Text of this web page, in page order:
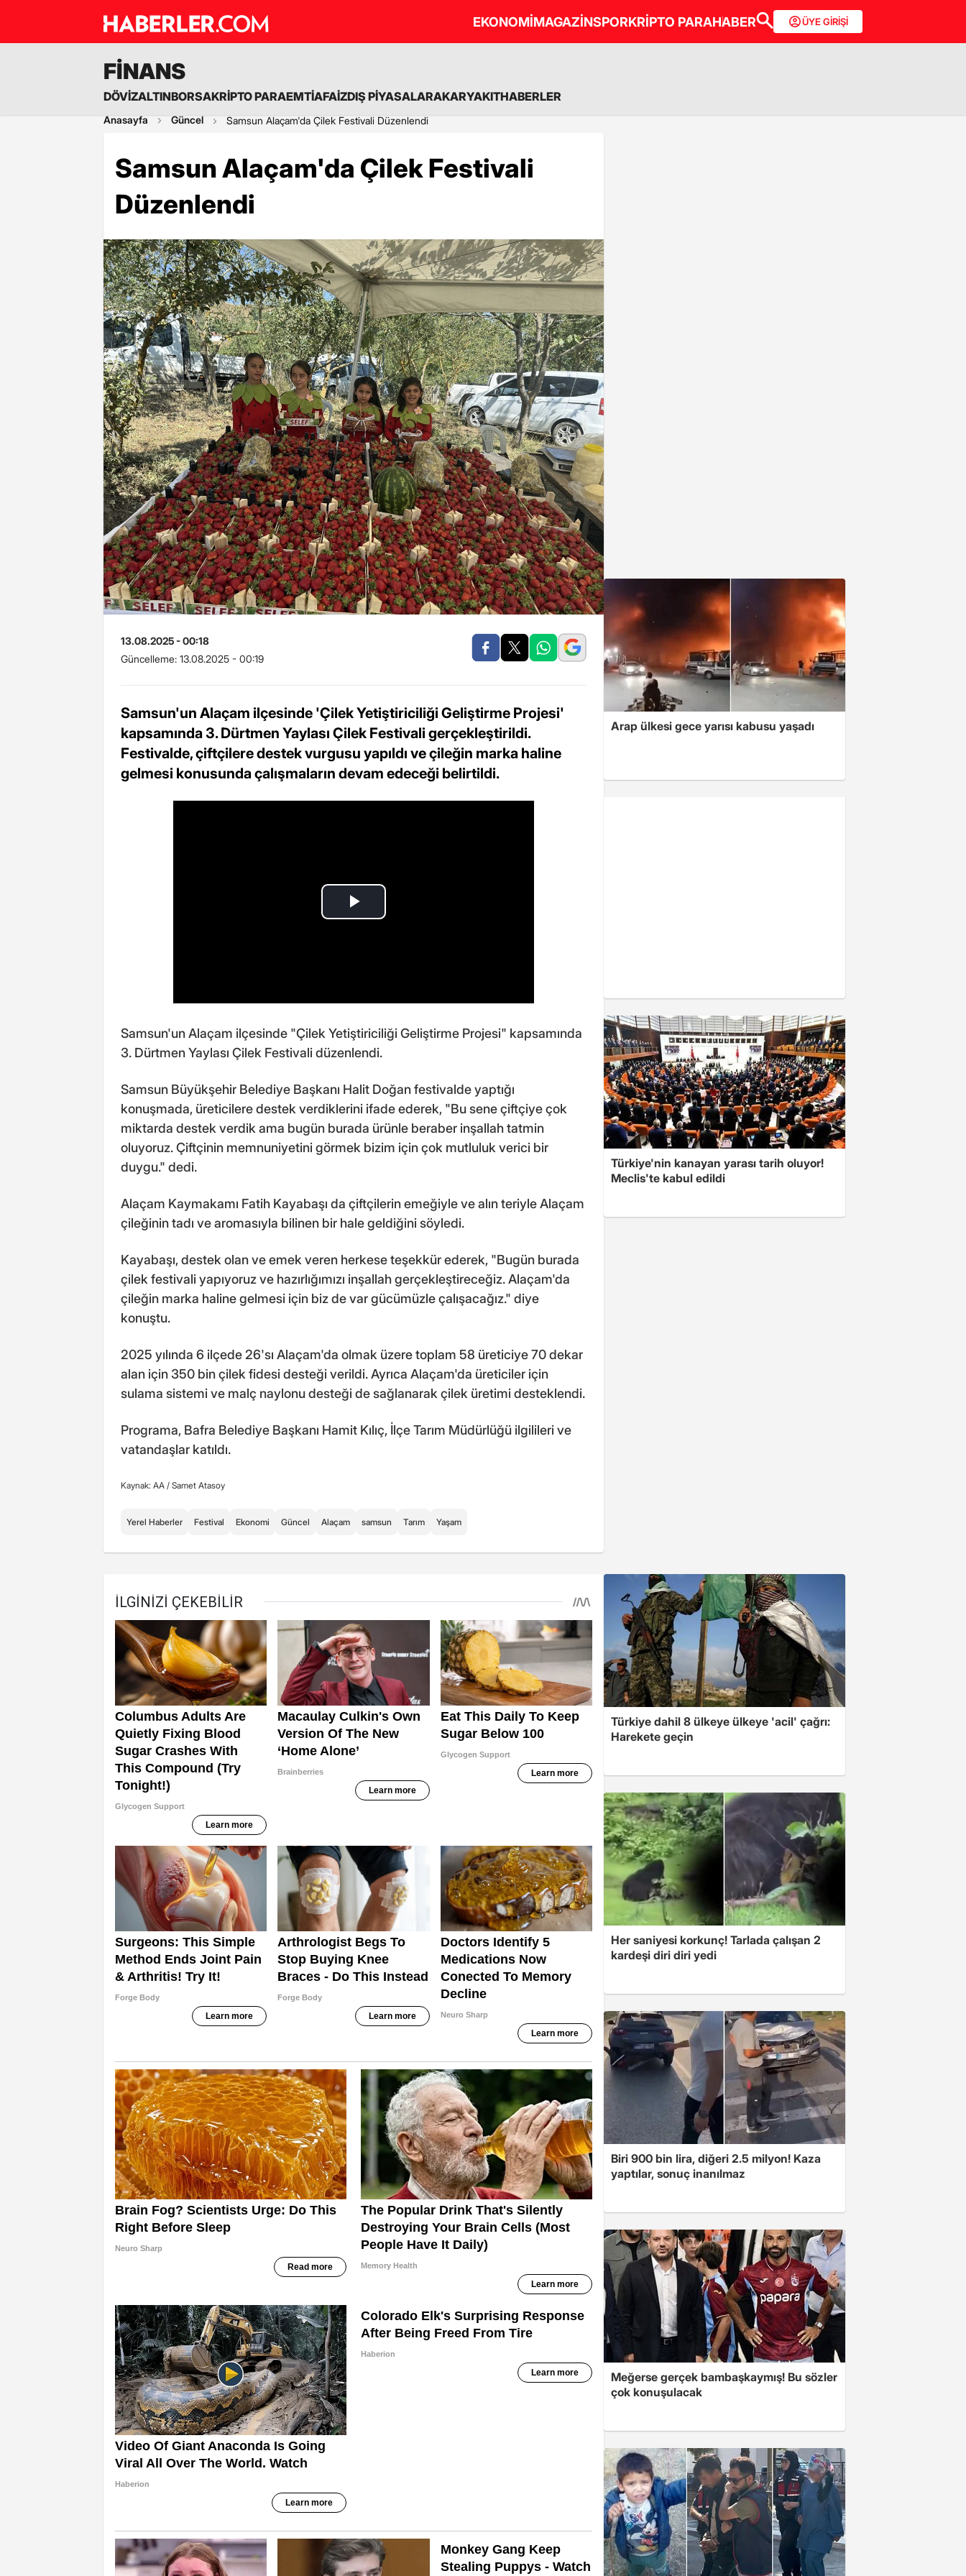
EKONOMİMAGAZİNSPORKRİPTO PARAHABER ÜYE GİRİŞİ
FİNANS
DÖVİZALTINBORSAKRİPTO PARAEMTİAFAİZDIŞ PİYASALARAKARYAKITHABERLER
Anasayfa Güncel Samsun Alaçam'da Çilek Festivali Düzenlendi
Samsun Alaçam'da Çilek Festivali
Düzenlendi
13.08.2025 - 00:18
Güncelleme: 13.08.2025 - 00:19
Samsun'un Alaçam ilçesinde 'Çilek Yetiştiriciliği Geliştirme Projesi'
kapsamında 3. Dürtmen Yaylası Çilek Festivali gerçekleştirildi.
Festivalde, çiftçilere destek vurgusu yapıldı ve çileğin marka haline
gelmesi konusunda çalışmaların devam edeceği belirtildi.
Samsun'un Alaçam ilçesinde "Çilek Yetiştiriciliği Geliştirme Projesi" kapsamında
3. Dürtmen Yaylası Çilek Festivali düzenlendi.
Samsun Büyükşehir Belediye Başkanı Halit Doğan festivalde yaptığı
konuşmada, üreticilere destek verdiklerini ifade ederek, "Bu sene çiftçiye çok
miktarda destek verdik ama bugün burada ürünle beraber inşallah tatmin
oluyoruz. Çiftçinin memnuniyetini görmek bizim için çok mutluluk verici bir
duygu." dedi.
Alaçam Kaymakamı Fatih Kayabaşı da çiftçilerin emeğiyle ve alın teriyle Alaçam
çileğinin tadı ve aromasıyla bilinen bir hale geldiğini söyledi.
Kayabaşı, destek olan ve emek veren herkese teşekkür ederek, "Bugün burada
çilek festivali yapıyoruz ve hazırlığımızı inşallah gerçekleştireceğiz. Alaçam'da
çileğin marka haline gelmesi için biz de var gücümüzle çalışacağız." diye
konuştu.
2025 yılında 6 ilçede 26'sı Alaçam'da olmak üzere toplam 58 üreticiye 70 dekar
alan için 350 bin çilek fidesi desteği verildi. Ayrıca Alaçam'da üreticiler için
sulama sistemi ve malç naylonu desteği de sağlanarak çilek üretimi desteklendi.
Programa, Bafra Belediye Başkanı Hamit Kılıç, İlçe Tarım Müdürlüğü ilgilileri ve
vatandaşlar katıldı.
Kaynak: AA / Samet Atasoy
Yerel Haberler Festival Ekonomi Güncel Alaçam samsun Tarım Yaşam
Arap ülkesi gece yarısı kabusu yaşadı
Türkiye'nin kanayan yarası tarih oluyor!
Meclis'te kabul edildi
Türkiye dahil 8 ülkeye ülkeye 'acil' çağrı:
Harekete geçin
Her saniyesi korkunç! Tarlada çalışan 2
kardeşi diri diri yedi
Biri 900 bin lira, diğeri 2.5 milyon! Kaza
yaptılar, sonuç inanılmaz
Meğerse gerçek bambaşkaymış! Bu sözler
çok konuşulacak